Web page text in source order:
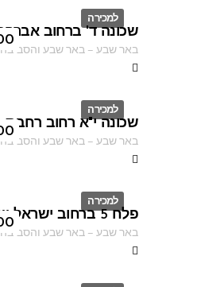
למכירה
ID
שכונה ד' ברחוב
באר שבע–באר שבע והסביבה
למכירה
ID
שכונה י"א רחוב רחבת
באר שבע–באר שבע והסביבה
למכירה
ID
פלח 5 ברחוב ישראל שוחט
באר שבע–באר שבע והסביבה